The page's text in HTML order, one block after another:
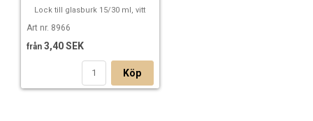
Lock till glasburk 15/30 ml, vitt
Art nr. 8966
från 3,40 SEK
Köp